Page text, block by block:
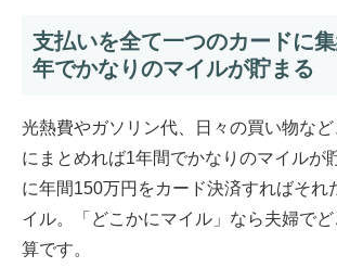
支払いを全て一つのカードに
年でかなりのマイルが貯まる
光熱費やガソリン代、日々の買い物な
にまとめれば1年間でかなりのマイルが
に年間150万円をカード決済すればそれ
イル。「どこかにマイル」なら夫婦で
算です。